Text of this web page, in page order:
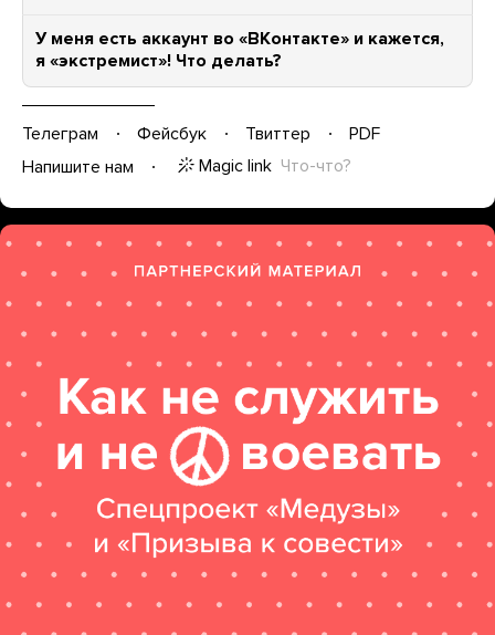
У меня есть аккаунт во «ВКонтакте» и кажется,
я «экстремист»! Что делать?
Телеграм Фейсбук Твиттер
PDF
Напишите нам
Magic link Что-что?